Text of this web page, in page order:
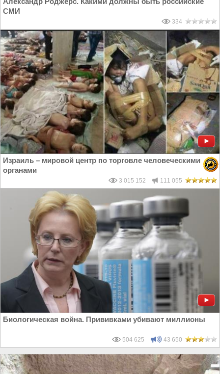
СМИ
334
Израиль – мировой центр по торговле человеческими
органами
3 015 152 111 055
Биологическая война. Прививками убивают миллионы
504 625 43 650